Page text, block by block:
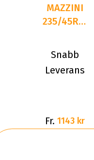
MAZZINI
235/45R18
LEOPARD
STUDDED
Snabb
Leverans
Fr. 1143 kr